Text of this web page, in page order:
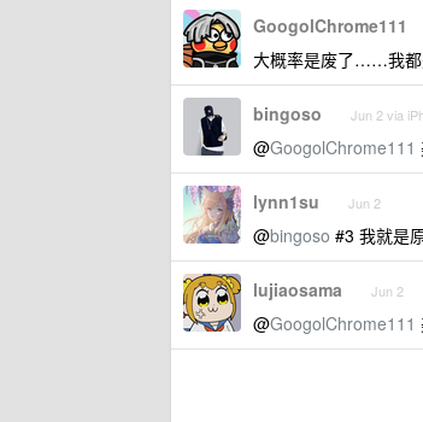
GoogolChrome111
大概率是废了……我都
bingoso Jun 2 via
@GoogolChrome111
lynn1su Jun 2
@bingoso #3 我就是
lujiaosama Jun 2
@GoogolChrome111